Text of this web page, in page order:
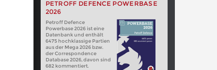
PETROFF DEFENCE POWERBASE
2026
Petroff Defence
Powerbase 2026 ist eine
Datenbank und enthält
6475 hochklassige Partien
aus der Mega 2026 bzw.
der Correspondence
Database 2026, davon sind
682 kommentiert.